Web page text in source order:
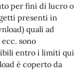
per fini di lucro o
presenti in
quali ad
sono
entro i limiti qui
è coperto da